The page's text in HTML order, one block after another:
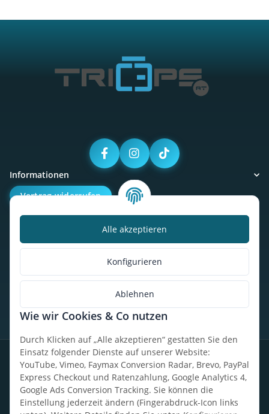
Alle akzeptieren
Konfigurieren
Ablehnen
Wie wir Cookies & Co nutzen
Durch Klicken auf „Alle akzeptieren“ gestatten Sie den
Einsatz folgender Dienste auf unserer Website:
YouTube, Vimeo, Faymax Conversion Radar, Brevo, PayPal
Express Checkout und Ratenzahlung, Google Analytics 4,
Google Ads Conversion Tracking. Sie können die
Einstellung jederzeit ändern (Fingerabdruck-Icon links
Informationen
Vertrag widerrufen
Kalorienbedarfsrechner
So findest du uns
* Alle Preise inkl. gesetzlicher USt., zzgl.Versand
DatenschutzWiderrufsrecht AGBImpressumSitemap